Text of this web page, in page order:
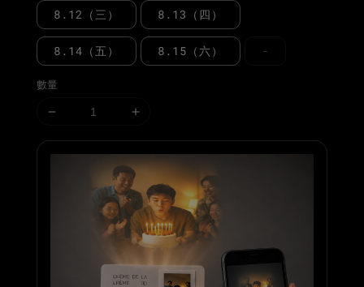
8.12（三） 8.13（四）
8.14（五） 8.15（六） -
數量